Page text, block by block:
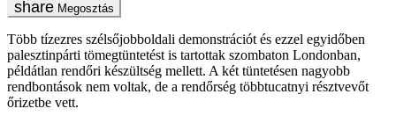
Megosztás
Több tízezres szélsőjobboldali demonstrációt és ezzel egyidőben
palesztinpárti tömegtüntetést is tartottak szombaton Londonban,
példátlan rendőri készültség mellett. A két tüntetésen nagyobb
rendbontások nem voltak, de a rendőrség többtucatnyi résztvevőt
őrizetbe vett.